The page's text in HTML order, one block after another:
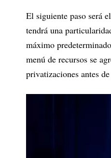
El siguiente paso será el
tendrá una
máximo
menú de recursos se
privatizaciones antes